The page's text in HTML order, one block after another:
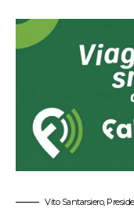
Vito Santarsiero,